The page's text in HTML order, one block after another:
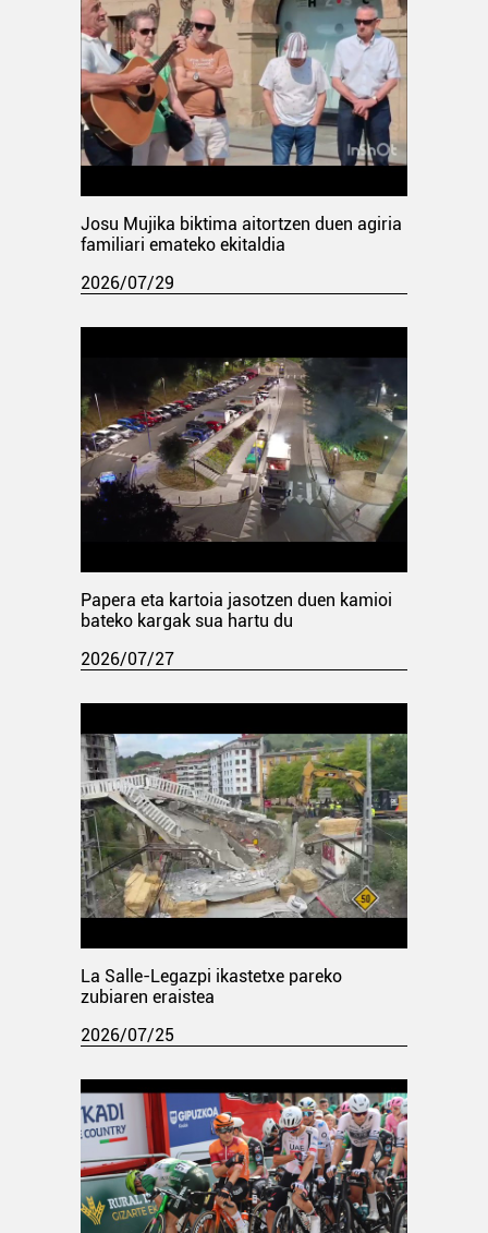
Josu Mujika biktima aitortzen duen agiria
familiari emateko ekitaldia
2026/07/29
Papera eta kartoia jasotzen duen kamioi
bateko kargak sua hartu du
2026/07/27
La Salle-Legazpi ikastetxe pareko
zubiaren eraistea
2026/07/25